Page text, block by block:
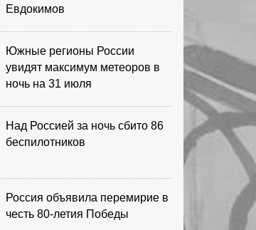
Евдокимов
Южные регионы России
увидят максимум метеоров в
ночь на 31 июля
Над Россией за ночь сбито 86
беспилотников
Россия объявила перемирие в
честь 80-летия Победы